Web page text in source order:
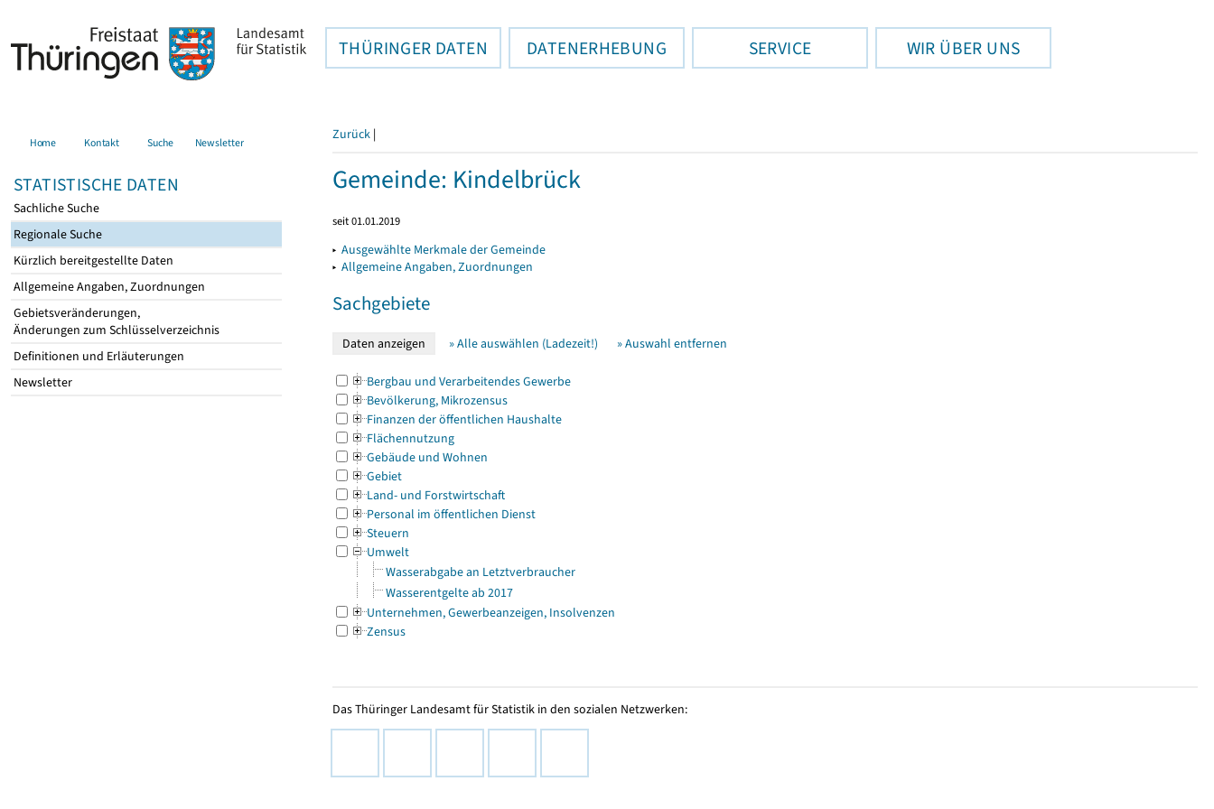
THÜRINGER DATEN DATENERHEBUNG SERVICE WIR ÜBER UNS
Home Kontakt Suche Newsletter
STATISTISCHE DATEN
Sachliche Suche
Regionale Suche
Kürzlich bereitgestellte Daten
Allgemeine Angaben, Zuordnungen
Gebietsveränderungen,
Änderungen zum Schlüsselverzeichnis
Definitionen und Erläuterungen
Newsletter
Zurück |
Gemeinde: Kindelbrück
seit 01.01.2019
▸ Ausgewählte Merkmale der Gemeinde
▸ Allgemeine Angaben, Zuordnungen
Sachgebiete
» Alle auswählen (Ladezeit!) » Auswahl entfernen
Bergbau und Verarbeitendes Gewerbe
Bevölkerung, Mikrozensus
Finanzen der öffentlichen Haushalte
Flächennutzung
Gebäude und Wohnen
Gebiet
Land- und Forstwirtschaft
Personal im öffentlichen Dienst
Steuern
Umwelt
Wasserabgabe an Letztverbraucher
Wasserentgelte ab 2017
Unternehmen, Gewerbeanzeigen, Insolvenzen
Zensus
Das Thüringer Landesamt für Statistik in den sozialen Netzwerken: